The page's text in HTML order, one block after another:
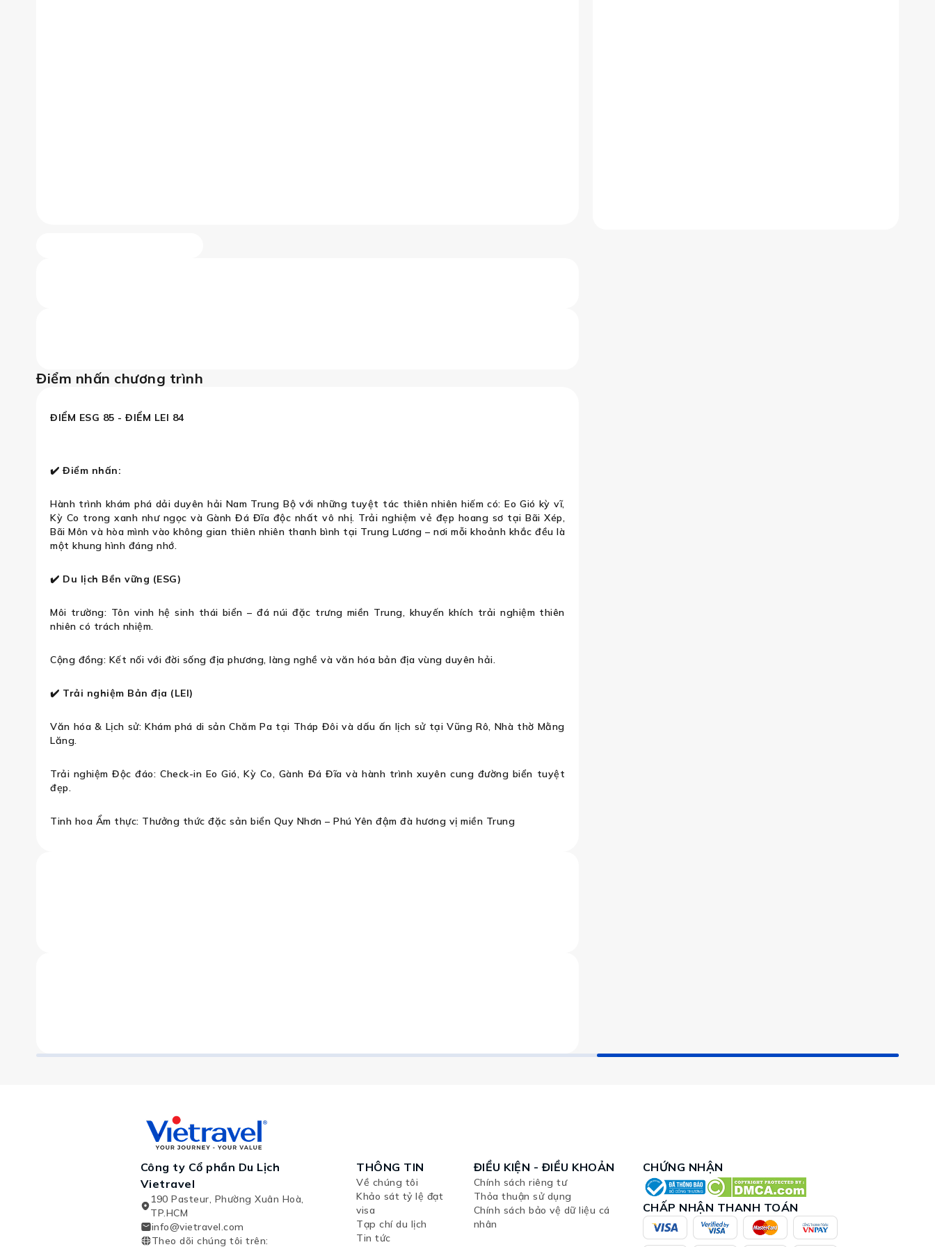
– TUY HÒA | BIỂN XANH – KỲ QUAN ĐÁ – HÀNH TRÌNH CẢM HỨNG: Kỳ Co – Eo Gió – Gành Đá Đĩa –
Điểm nhấn chương trình
ĐIỂM ESG 85 - ĐIỂM LEI 84
✔️ Điểm nhấn:
Hành trình khám phá dải duyên hải Nam Trung Bộ với những tuyệt tác thiên nhiên hiếm có: Eo Gió kỳ vĩ,
Kỳ Co trong xanh như ngọc và Gành Đá Đĩa độc nhất vô nhị. Trải nghiệm vẻ đẹp hoang sơ tại Bãi Xép,
Bãi Môn và hòa mình vào không gian thiên nhiên thanh bình tại Trung Lương – nơi mỗi khoảnh khắc đều là
một khung hình đáng nhớ.
✔️ Du lịch Bền vững (ESG)
Môi trường: Tôn vinh hệ sinh thái biển – đá núi đặc trưng miền Trung, khuyến khích trải nghiệm thiên
nhiên có trách nhiệm.
Cộng đồng: Kết nối với đời sống địa phương, làng nghề và văn hóa bản địa vùng duyên hải.
✔️ Trải nghiệm Bản địa (LEI)
Văn hóa & Lịch sử: Khám phá di sản Chăm Pa tại Tháp Đôi và dấu ấn lịch sử tại Vũng Rô, Nhà thờ Mằng
Lăng.
Trải nghiệm Độc đáo: Check-in Eo Gió, Kỳ Co, Gành Đá Đĩa và hành trình xuyên cung đường biển tuyệt
đẹp.
Tinh hoa Ẩm thực: Thưởng thức đặc sản biển Quy Nhơn – Phú Yên đậm đà hương vị miền Trung
Công ty Cổ phần Du Lịch
Vietravel
190 Pasteur, Phường Xuân Hoà,
TP.HCM
info@vietravel.com
Theo dõi chúng tôi trên:
THÔNG TIN
Về chúng tôi
Khảo sát tỷ lệ đạt
visa
Tạp chí du lịch
Tin tức
ĐIỀU KIỆN - ĐIỀU KHOẢN
Chính sách riêng tư
Thỏa thuận sử dụng
Chính sách bảo vệ dữ liệu cá
nhân
CHỨNG NHẬN
CHẤP NHẬN THANH TOÁN